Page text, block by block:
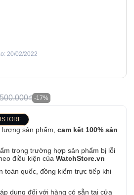
20/02/2022
-17%
sản phẩm, cam kết 100% sản
trong trường hợp sản phẩm bị lỗi
điều kiện của WatchStore.vn
toàn quốc, đồng kiểm trực tiếp khi
dụng đối với hàng có sẵn tại cửa